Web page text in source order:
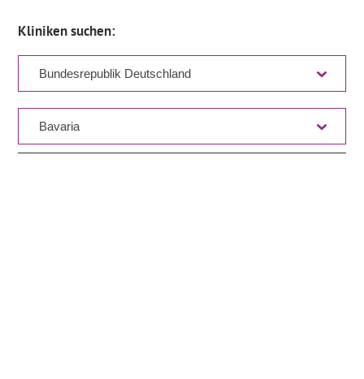
Kliniken suchen: